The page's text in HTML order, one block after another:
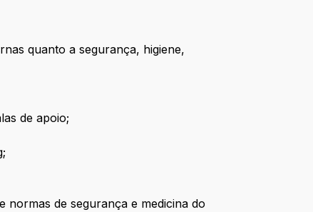
quanto a segurança, higiene,
de apoio;
de segurança e medicina do